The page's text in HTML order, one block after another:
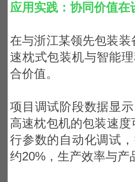
应用实践：协同价值在
在与浙江某领先包装装
速枕式包装机与智能
合价值。
项目调试阶段数据显
高速枕包机的包装速
行参数的自动化调试
约20%，生产效率与产